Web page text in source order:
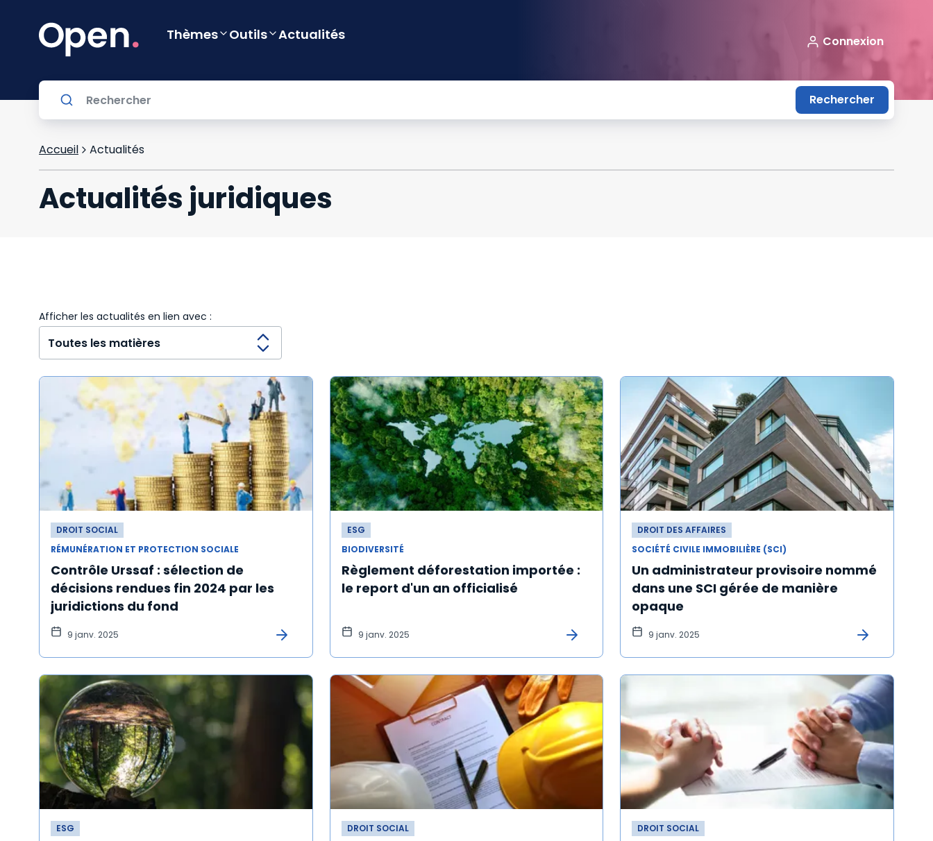
Thèmes Outils Actualités Connexion
Rechercher
Accueil Actualités
Actualités juridiques
Afficher les actualités en lien avec :
DROIT SOCIAL
RÉMUNÉRATION ET PROTECTION SOCIALE
Contrôle Urssaf : sélection de
décisions rendues fin 2024 par les
juridictions du fond
9 janv. 2025
ESG
BIODIVERSITÉ
Règlement déforestation importée :
le report d'un an officialisé
9 janv. 2025
DROIT DES AFFAIRES
SOCIÉTÉ CIVILE IMMOBILIÈRE (SCI)
Un administrateur provisoire nommé
dans une SCI gérée de manière
opaque
9 janv. 2025
ESG
DROIT SOCIAL
DROIT SOCIAL